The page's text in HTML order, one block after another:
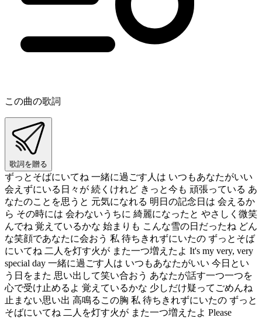
この曲の歌詞
歌詞を贈る
ずっとそばにいてね 一緒に過ごす人は いつもあなたがいい
会えずにいる日々が 続くけれど きっと今も 頑張っている あ
なたのことを思うと 元気になれる 明日の記念日は 会えるか
ら その時には 会わないうちに 綺麗になったと やさしく微笑
んでね 覚えているかな 始まりも こんな雪の日だったね どん
な笑顔であなたに会おう 私 待ちきれずにいたの ずっとそば
にいてね 二人を灯す火が また一つ増えたよ It's my very, very
special day 一緒に過ごす人は いつもあなたがいい 今日とい
う日をまた 思い出して笑い合おう あなたが話す一つ一つを
心で受け止めるよ 覚えているかな 少しだけ疑ってごめんね
止まない思い出 高鳴るこの胸 私 待ちきれずにいたの ずっと
そばにいてね 二人を灯す火が また一つ増えたよ Please